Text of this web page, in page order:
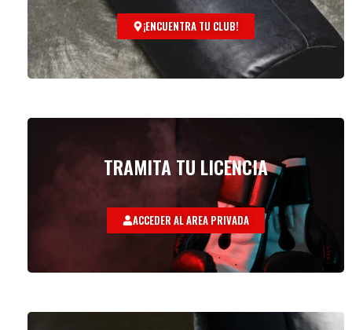
¡ENCUENTRA TU CLUB!
TRAMITA TU LICENCIA
ACCEDER AL AREA PRIVADA